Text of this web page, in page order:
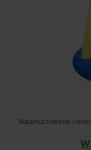
Nadmuchiwane